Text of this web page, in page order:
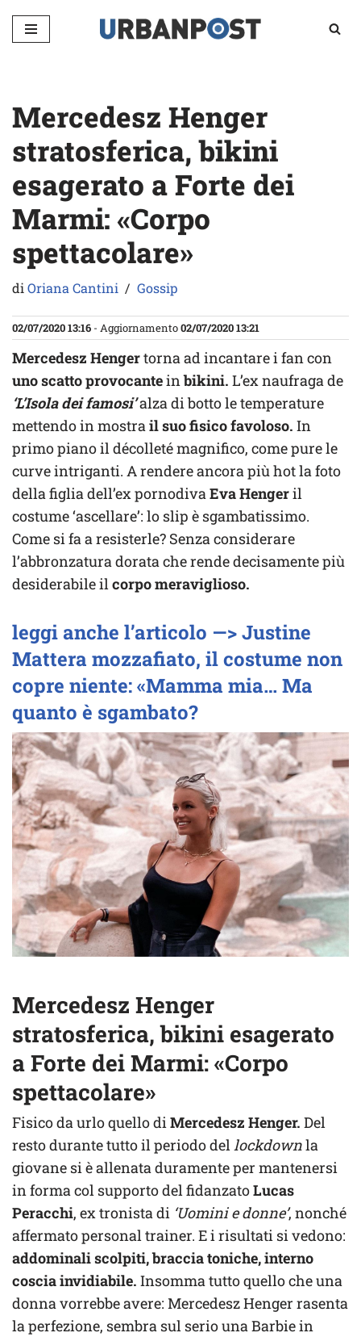
Vai
Mercedesz Henger
stratosferica, bikini
esagerato a Forte dei
Marmi: «Corpo
spettacolare»
diOriana Cantini Gossip
02/07/2020 13:16 - Aggiornamento02/07/2020 13:21
Mercedesz Hengertorna ad incantare i fan con
uno scatto provocanteinbikini. L’ex naufraga de
‘L’Isola dei famosi’alza di botto le temperature
mettendo in mostrail suo fisico favoloso. In
primo piano il décolleté magnifico, come pure le
curve intriganti. A rendere ancora più hot la foto
della figlia dell’ex pornodivaEva Hengeril
costume ‘ascellare’: lo slip è sgambatissimo.
Come si fa a resisterle? Senza considerare
l’abbronzatura dorata che rende decisamente più
desiderabile ilcorpo meraviglioso.
leggi anche l’articolo —> Justine
Mattera mozzafiato, il costume non
copre niente: «Mamma mia… Ma
quanto è sgambato?
Mercedesz Henger
stratosferica, bikini esagerato
a Forte dei Marmi: «Corpo
spettacolare»
Fisico da urlo quello di Mercedesz Henger. Del
resto durante tutto il periodo del lockdownla
giovane si è allenata duramente per mantenersi
in forma col supporto del fidanzatoLucas
Peracchi, ex tronista di ‘Uomini e donne’, nonché
affermato personal trainer. E i risultati si vedono:
addominali scolpiti, braccia toniche, interno
coscia invidiabile. Insomma tutto quello che una
donna vorrebbe avere: Mercedesz Henger rasenta
la perfezione, sembra sul serio una Barbie in